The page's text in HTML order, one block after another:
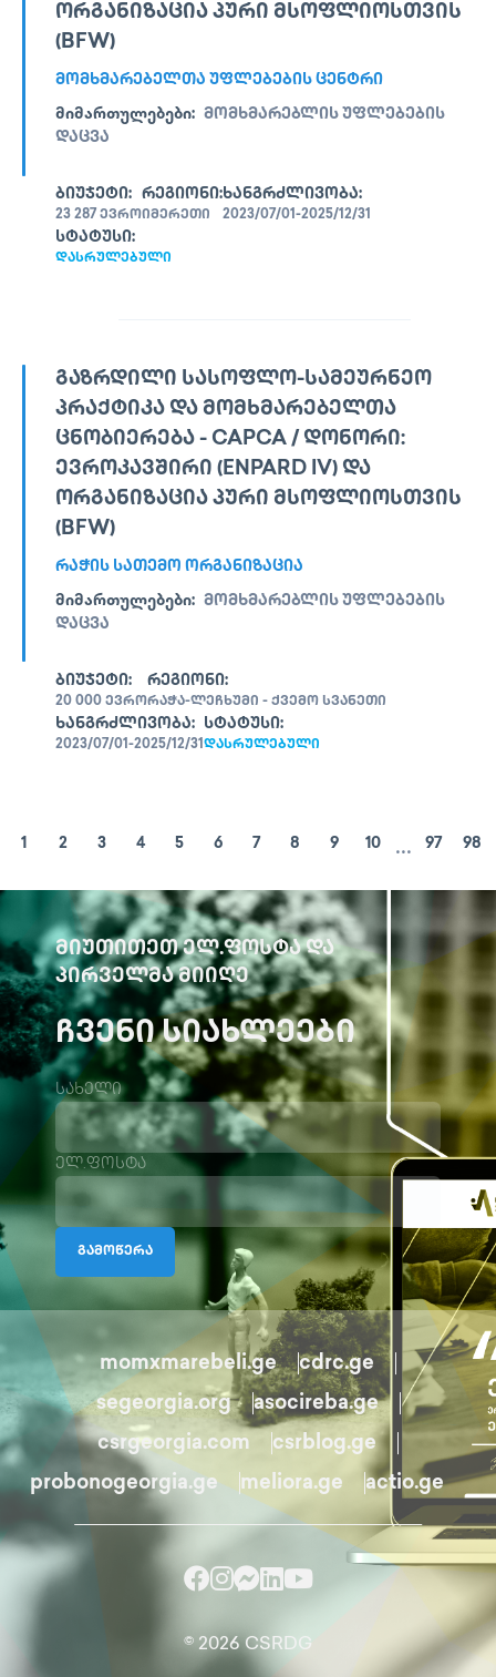
ᲝᲠᲒᲐᲜᲘᲖᲐᲪᲘᲐ ᲞᲣᲠᲘ ᲛᲡᲝᲤᲚᲘᲝᲡᲗᲕᲘᲡ
(BFW)
ᲛᲝᲛᲮᲛᲐᲠᲔᲑᲔᲚᲗᲐ ᲣᲤᲚᲔᲑᲔᲑᲘᲡ ᲪᲔᲜᲢᲠᲘ
ᲛᲘᲛᲐᲠᲗᲣᲚᲔᲑᲔᲑᲘ: ᲛᲝᲛᲮᲛᲐᲠᲔᲑᲚᲘᲡ ᲣᲤᲚᲔᲑᲔᲑᲘᲡ
ᲓᲐᲪᲕᲐ
ᲑᲘᲣᲯᲔᲢᲘ:
23 287 ᲔᲕᲠᲝ
ᲠᲔᲒᲘᲝᲜᲘ:
ᲘᲛᲔᲠᲔᲗᲘ
ᲮᲐᲜᲒᲠᲫᲚᲘᲕᲝᲑᲐ:
2023/07/01-2025/12/31
ᲡᲢᲐᲢᲣᲡᲘ:
ᲓᲐᲡᲠᲣᲚᲔᲑᲣᲚᲘ
ᲒᲐᲖᲠᲓᲘᲚᲘ ᲡᲐᲡᲝᲤᲚᲝ-ᲡᲐᲛᲔᲣᲠᲜᲔᲝ
ᲞᲠᲐᲥᲢᲘᲙᲐ ᲓᲐ ᲛᲝᲛᲮᲛᲐᲠᲔᲑᲔᲚᲗᲐ
ᲪᲜᲝᲑᲘᲔᲠᲔᲑᲐ - CAPCA / ᲓᲝᲜᲝᲠᲘ:
ᲔᲕᲠᲝᲙᲐᲕᲨᲘᲠᲘ (ENPARD IV) ᲓᲐ
ᲝᲠᲒᲐᲜᲘᲖᲐᲪᲘᲐ ᲞᲣᲠᲘ ᲛᲡᲝᲤᲚᲘᲝᲡᲗᲕᲘᲡ
(BFW)
ᲠᲐᲭᲘᲡ ᲡᲐᲗᲔᲛᲝ ᲝᲠᲒᲐᲜᲘᲖᲐᲪᲘᲐ
ᲛᲘᲛᲐᲠᲗᲣᲚᲔᲑᲔᲑᲘ: ᲛᲝᲛᲮᲛᲐᲠᲔᲑᲚᲘᲡ ᲣᲤᲚᲔᲑᲔᲑᲘᲡ
ᲓᲐᲪᲕᲐ
ᲑᲘᲣᲯᲔᲢᲘ:
20 000 ᲔᲕᲠᲝ
ᲠᲔᲒᲘᲝᲜᲘ:
ᲠᲐᲭᲐ-ᲚᲔᲩᲮᲣᲛᲘ - ᲥᲕᲔᲛᲝ ᲡᲕᲐᲜᲔᲗᲘ
ᲮᲐᲜᲒᲠᲫᲚᲘᲕᲝᲑᲐ:
2023/07/01-2025/12/31
ᲡᲢᲐᲢᲣᲡᲘ:
ᲓᲐᲡᲠᲣᲚᲔᲑᲣᲚᲘ
1 2 3 4 5 6 7 8 9 10 ... 97 98
ᲛᲘᲣᲗᲘᲗᲔᲗ ᲔᲚ.ᲤᲝᲡᲢᲐ ᲓᲐ
ᲞᲘᲠᲕᲔᲚᲛᲐ ᲛᲘᲘᲦᲔ
ᲩᲕᲔᲜᲘ ᲡᲘᲐᲮᲚᲔᲔᲑᲘ
სახელი
ელ.ფოსტა
გამოწერა
momxmarebeli.ge
cdrc.ge
segeorgia.org
asocireba.ge
csrgeorgia.com
csrblog.ge
probonogeorgia.ge
meliora.ge actio.ge
© 2026 CSRDG